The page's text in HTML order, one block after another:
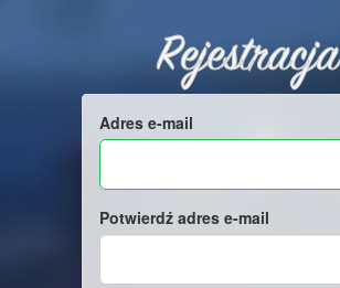
Rejestracja
Adres e-mail
Potwierdź adres e-mail